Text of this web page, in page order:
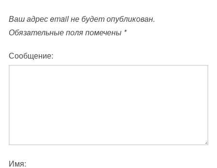
Ваш адрес email не будет опубликован.
Обязательные поля помечены *
Сообщение:
Имя: